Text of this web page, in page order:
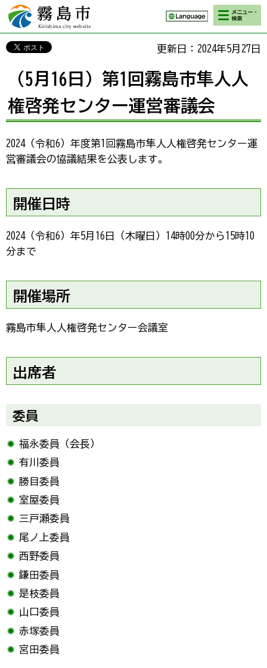
霧島市 Kirishima
city website
検索・メニ
ュー
更新日：2024年5月27日
（5月16日）第1回霧島市隼人人
権啓発センター運営審議会
2024（令和6）年度第1回霧島市隼人人権啓発センター運
営審議会の協議結果を公表します。
開催日時
2024（令和6）年5月16日（木曜日）14時00分から15時10
分まで
開催場所
霧島市隼人人権啓発センター会議室
出席者
委員
福永委員（会長）
有川委員
勝目委員
室屋委員
三戸瀬委員
尾ノ上委員
西野委員
鎌田委員
是枝委員
山口委員
赤塚委員
宮田委員